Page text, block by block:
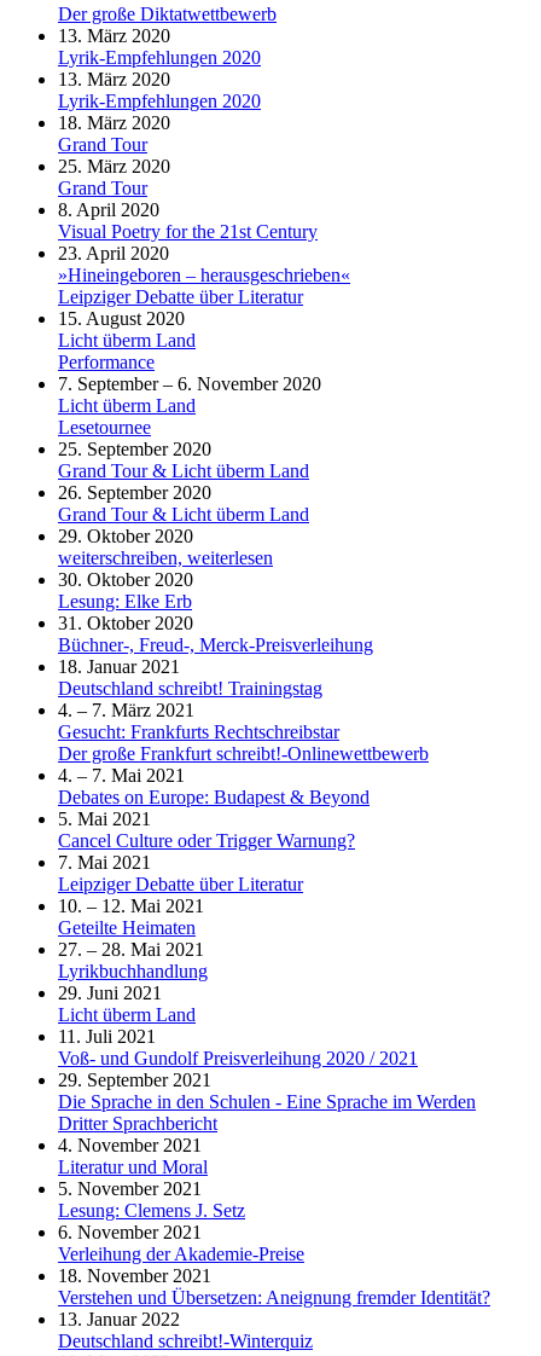
Der große Diktatwettbewerb
13. März 2020
Lyrik-Empfehlungen 2020
13. März 2020
Lyrik-Empfehlungen 2020
18. März 2020
Grand Tour
25. März 2020
Grand Tour
8. April 2020
Visual Poetry for the 21st Century
23. April 2020
»Hineingeboren – herausgeschrieben«
Leipziger Debatte über Literatur
15. August 2020
Licht überm Land
Performance
7. September – 6. November 2020
Licht überm Land
Lesetournee
25. September 2020
Grand Tour & Licht überm Land
26. September 2020
Grand Tour & Licht überm Land
29. Oktober 2020
weiterschreiben, weiterlesen
30. Oktober 2020
Lesung: Elke Erb
31. Oktober 2020
Büchner-, Freud-, Merck-Preisverleihung
18. Januar 2021
Deutschland schreibt! Trainingstag
4. – 7. März 2021
Gesucht: Frankfurts Rechtschreibstar
Der große Frankfurt schreibt!-Onlinewettbewerb
4. – 7. Mai 2021
Debates on Europe: Budapest & Beyond
5. Mai 2021
Cancel Culture oder Trigger Warnung?
7. Mai 2021
Leipziger Debatte über Literatur
10. – 12. Mai 2021
Geteilte Heimaten
27. – 28. Mai 2021
Lyrikbuchhandlung
29. Juni 2021
Licht überm Land
11. Juli 2021
Voß- und Gundolf Preisverleihung 2020 / 2021
29. September 2021
Die Sprache in den Schulen - Eine Sprache im Werden
Dritter Sprachbericht
4. November 2021
Literatur und Moral
5. November 2021
Lesung: Clemens J. Setz
6. November 2021
Verleihung der Akademie-Preise
18. November 2021
Verstehen und Übersetzen: Aneignung fremder Identität?
13. Januar 2022
Deutschland schreibt!-Winterquiz